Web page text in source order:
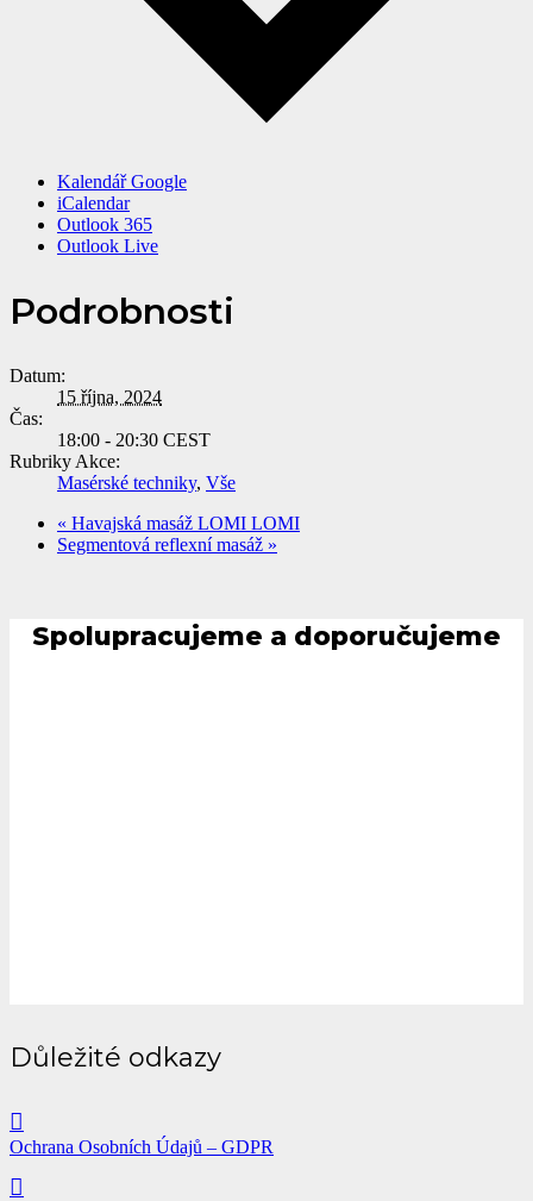
Kalendář Google
iCalendar
Outlook 365
Outlook Live
Podrobnosti
Datum:
15 října, 2024
Čas:
18:00 - 20:30 CEST
Rubriky Akce:
Masérské techniky, Vše
« Havajská masáž LOMI LOMI
Segmentová reflexní masáž »
Spolupracujeme a doporučujeme
Důležité odkazy
Ochrana Osobních Údajů – GDPR